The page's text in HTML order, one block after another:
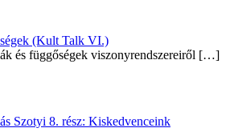
(Kult Talk VI.)
és függőségek viszonyrendszereiről […]
Szotyi 8. rész: Kiskedvenceink